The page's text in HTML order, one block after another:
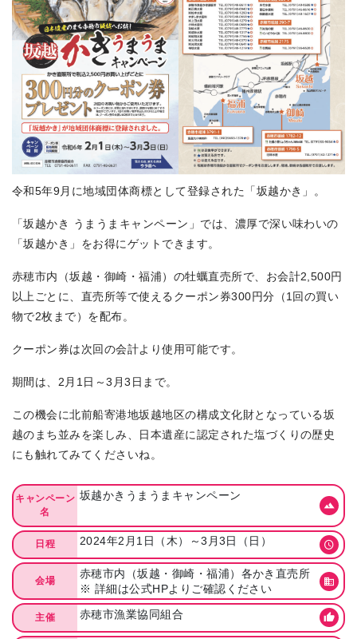
令和5年9月に地域団体商標として登録された「坂越かき」。
「坂越かき うまうまキャンペーン」では、濃厚で深い味わいの
「坂越かき」をお得にゲットできます。
赤穂市内（坂越・御崎・福浦）の牡蠣直売所で、お会計2,500円
以上ごとに、直売所等で使えるクーポン券300円分（1回の買い
物で2枚まで）を配布。
クーポン券は次回の会計より使用可能です。
期間は、2月1日～3月3日まで。
この機会に北前船寄港地坂越地区の構成文化財となっている坂
越のまち並みを楽しみ、日本遺産に認定された塩づくりの歴史
にも触れてみてくださいね。
キャンペーン
名
坂越かきうまうまキャンペーン
日程 2024年2月1日（木）～3月3日（日）
会場
赤穂市内（坂越・御崎・福浦）各かき直売所
※ 詳細は公式HPよりご確認ください
主催 赤穂市漁業協同組合